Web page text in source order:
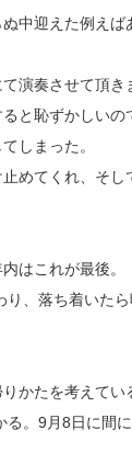
中迎えた例えば
演奏させて頂き
と恥ずかしいの
しまった。
めてくれ、そし
はこれが最後。
り、落ち着いた
かたを考えてい
る。9月8日に間